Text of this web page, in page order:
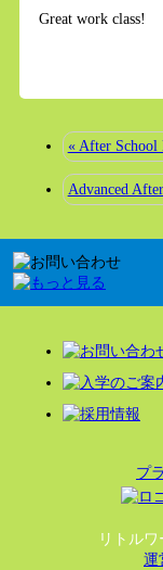
Great work class!
« After School
Advanced
プ
リトル
運